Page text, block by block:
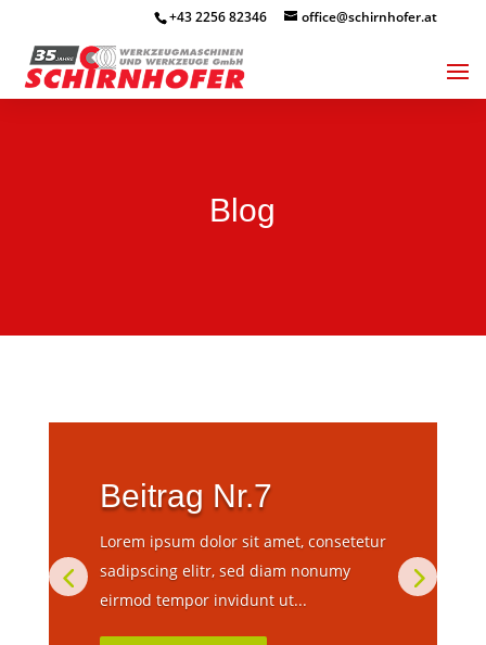
+43 2256 82346 office@schirnhofer.at
Blog
Beitrag Nr.7
Lorem ipsum dolor sit amet, consetetur
sadipscing elitr, sed diam nonumy
eirmod tempor invidunt ut...